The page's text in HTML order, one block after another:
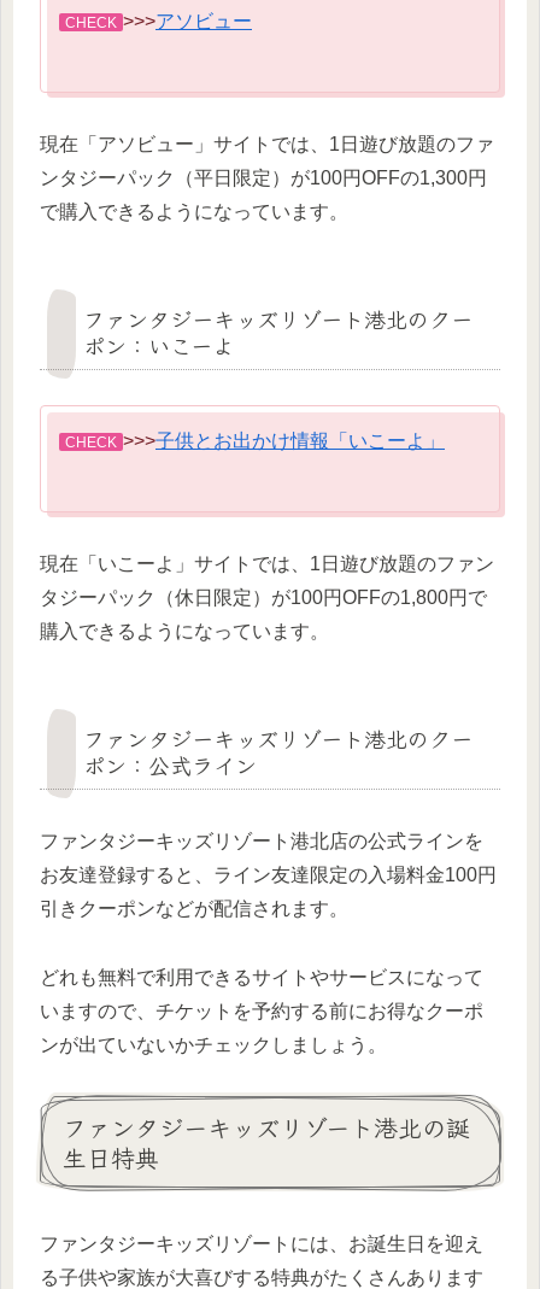
CHECK >>>アソビュー
現在「アソビュー」サイトでは、1日遊び放題のファ
ンタジーパック（平日限定）が100円OFFの1,300円
で購入できるようになっています。
ファンタジーキッズリゾート港北のクー
ポン：いこーよ
CHECK >>>子供とお出かけ情報「いこーよ」
現在「いこーよ」サイトでは、1日遊び放題のファン
タジーパック（休日限定）が100円OFFの1,800円で
購入できるようになっています。
ファンタジーキッズリゾート港北のクー
ポン：公式ライン
ファンタジーキッズリゾート港北店の公式ラインを
お友達登録すると、ライン友達限定の入場料金100円
引きクーポンなどが配信されます。
どれも無料で利用できるサイトやサービスになって
いますので、チケットを予約する前にお得なクーポ
ンが出ていないかチェックしましょう。
ファンタジーキッズリゾート港北の誕
生日特典
ファンタジーキッズリゾートには、お誕生日を迎え
る子供や家族が大喜びする特典がたくさんあります